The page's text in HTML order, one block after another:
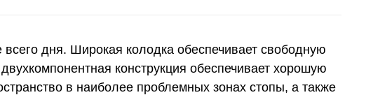
дня. Широкая колодка обеспечивает свободную
конструкция обеспечивает хорошую
в наиболее проблемных зонах стопы, а также